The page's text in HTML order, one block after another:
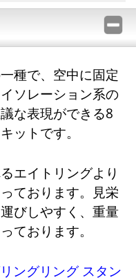
種で、空中に固定
ソレーション系の
な表現ができる8
ットです。
エイトリングより
ております。見栄
びしやすく、重量
ております。
ングリング スタン